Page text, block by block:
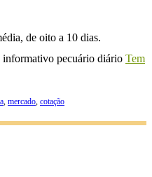
de oito a 10 dias.
pecuário diário Tem
mercado cotação